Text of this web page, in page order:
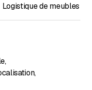
Logistique de meubles
,
,